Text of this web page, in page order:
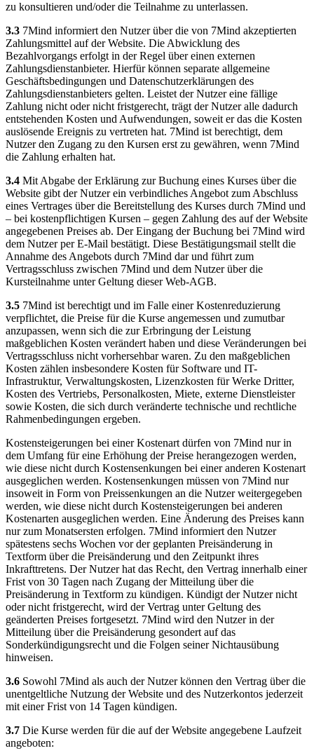
zu konsultieren und/oder die Teilnahme zu unterlassen.
3.3 7Mind informiert den Nutzer über die von 7Mind akzeptierten
Zahlungsmittel auf der Website. Die Abwicklung des
Bezahlvorgangs erfolgt in der Regel über einen externen
Zahlungsdienstanbieter. Hierfür können separate allgemeine
Geschäftsbedingungen und Datenschutzerklärungen des
Zahlungsdienstanbieters gelten. Leistet der Nutzer eine fällige
Zahlung nicht oder nicht fristgerecht, trägt der Nutzer alle dadurch
entstehenden Kosten und Aufwendungen, soweit er das die Kosten
auslösende Ereignis zu vertreten hat. 7Mind ist berechtigt, dem
Nutzer den Zugang zu den Kursen erst zu gewähren, wenn 7Mind
die Zahlung erhalten hat.
3.4 Mit Abgabe der Erklärung zur Buchung eines Kurses über die
Website gibt der Nutzer ein verbindliches Angebot zum Abschluss
eines Vertrages über die Bereitstellung des Kurses durch 7Mind und
– bei kostenpflichtigen Kursen – gegen Zahlung des auf der Website
angegebenen Preises ab. Der Eingang der Buchung bei 7Mind wird
dem Nutzer per E-Mail bestätigt. Diese Bestätigungsmail stellt die
Annahme des Angebots durch 7Mind dar und führt zum
Vertragsschluss zwischen 7Mind und dem Nutzer über die
Kursteilnahme unter Geltung dieser Web-AGB.
3.5 7Mind ist berechtigt und im Falle einer Kostenreduzierung
verpflichtet, die Preise für die Kurse angemessen und zumutbar
anzupassen, wenn sich die zur Erbringung der Leistung
maßgeblichen Kosten verändert haben und diese Veränderungen bei
Vertragsschluss nicht vorhersehbar waren. Zu den maßgeblichen
Kosten zählen insbesondere Kosten für Software und IT-
Infrastruktur, Verwaltungskosten, Lizenzkosten für Werke Dritter,
Kosten des Vertriebs, Personalkosten, Miete, externe Dienstleister
sowie Kosten, die sich durch veränderte technische und rechtliche
Rahmenbedingungen ergeben.
Kostensteigerungen bei einer Kostenart dürfen von 7Mind nur in
dem Umfang für eine Erhöhung der Preise herangezogen werden,
wie diese nicht durch Kostensenkungen bei einer anderen Kostenart
ausgeglichen werden. Kostensenkungen müssen von 7Mind nur
insoweit in Form von Preissenkungen an die Nutzer weitergegeben
werden, wie diese nicht durch Kostensteigerungen bei anderen
Kostenarten ausgeglichen werden. Eine Änderung des Preises kann
nur zum Monatsersten erfolgen. 7Mind informiert den Nutzer
spätestens sechs Wochen vor der geplanten Preisänderung in
Textform über die Preisänderung und den Zeitpunkt ihres
Inkrafttretens. Der Nutzer hat das Recht, den Vertrag innerhalb einer
Frist von 30 Tagen nach Zugang der Mitteilung über die
Preisänderung in Textform zu kündigen. Kündigt der Nutzer nicht
oder nicht fristgerecht, wird der Vertrag unter Geltung des
geänderten Preises fortgesetzt. 7Mind wird den Nutzer in der
Mitteilung über die Preisänderung gesondert auf das
Sonderkündigungsrecht und die Folgen seiner Nichtausübung
hinweisen.
3.6 Sowohl 7Mind als auch der Nutzer können den Vertrag über die
unentgeltliche Nutzung der Website und des Nutzerkontos jederzeit
mit einer Frist von 14 Tagen kündigen.
3.7 Die Kurse werden für die auf der Website angegebene Laufzeit
angeboten: